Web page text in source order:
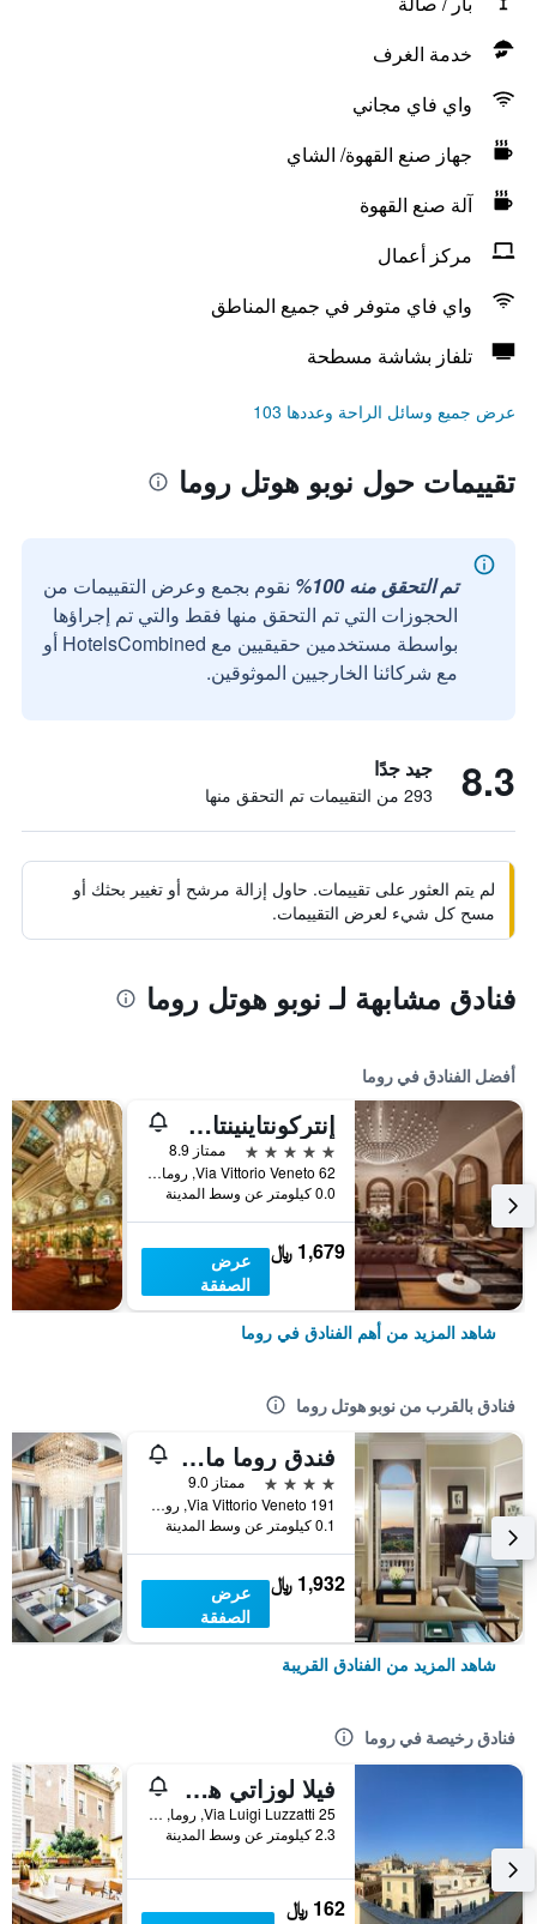
خدمة الغرف
واي فاي مجاني
جهاز صنع القهوة/ الشاي
آلة صنع القهوة
مركز أعمال
واي فاي متوفر في جميع المناطق
تلفاز بشاشة مسطحة
عرض جميع وسائل الراحة وعددها 103
تقييمات حول نوبو هوتل روما
تم التحقق منه 100%
نقوم بجمع وعرض التقييمات من
الحجوزات التي تم التحقق منها فقط والتي تم إجراؤها
بواسطة مستخدمين حقيقيين مع HotelsCombined أو
مع شركائنا الخارجيين الموثوقين.
8.3 جيد جدًا
293 من التقييمات تم التحقق منها
لم يتم العثور على تقييمات. حاول إزالة مرشح أو تغيير بحثك أو
مسح كل شيء لعرض التقييمات.
فنادق مشابهة لـ نوبو هوتل روما
أفضل الفنادق في روما
إنتركونتاينينتال روم أمباسشياتوري بالاس باي آيتش جي
5 نجوم
ممتاز 8.9
Via Vittorio Veneto 62, روما, إيطاليا
0.0 كيلومتر عن وسط المدينة
1,679 ﷼
عرض
الصفقة
شاهد المزيد من أهم الفنادق في روما
فنادق بالقرب من نوبو هوتل روما
فندق روما ماريوت غراند فلورا
4 نجوم
ممتاز 9.0
Via Vittorio Veneto 191, روما, إيطاليا
0.1 كيلومتر عن وسط المدينة
1,932 ﷼
عرض
الصفقة
شاهد المزيد من الفنادق القريبة
فنادق رخيصة في روما
فيلا لوزاتي هوستل
25 Via Luigi Luzzatti, روما, إيطاليا
2.3 كيلومتر عن وسط المدينة
162 ﷼